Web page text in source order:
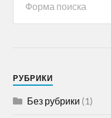
РУБРИКИ
Без рубрики (1)